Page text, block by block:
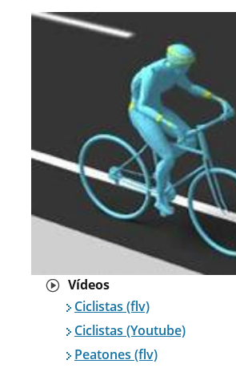
Vídeos
Ciclistas (flv)
Ciclistas (Youtube)
Peatones (flv)